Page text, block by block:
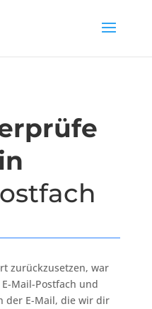
zurückzusetzen, war
Mail-Postfach und
der E-Mail, die wir dir